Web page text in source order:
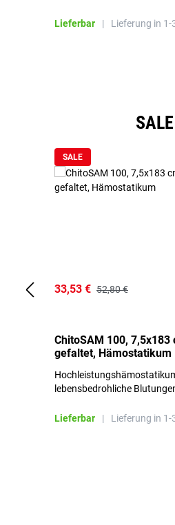
Lieferbar | Lieferung in 1-
SALE
SALE
33,53 € 52,80 €
ChitoSAM 100, 7,5x183
gefaltet, Hämostatikum
lebensbedrohliche
Lieferbar | Lieferung in 1-